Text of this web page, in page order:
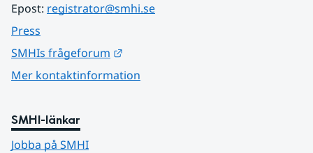
Epost: registrator@smhi.se
Press
SMHIs frågeforum
Mer kontaktinformation
SMHI-länkar
Jobba på SMHI